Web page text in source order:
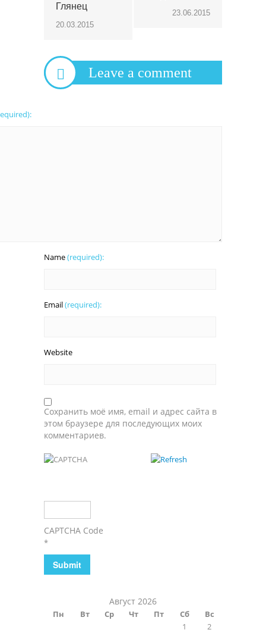
Глянец
20.03.2015
23.06.2015
Leave a comment
Name(required):
Email(required):
Website
Сохранить моё имя, email и адрес сайта в
этом браузере для последующих моих
комментариев.
CAPTCHA Code
*
Август 2026
Пн Вт Ср Чт Пт Сб
Вс
1
2